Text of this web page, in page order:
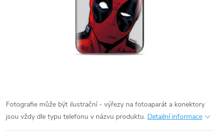
Fotografie může být ilustrační - výřezy na fotoaparát a konektory
jsou vždy dle typu telefonu v názvu produktu. Detailní informace